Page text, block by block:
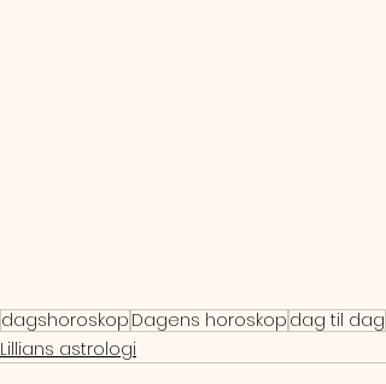
dagshoroskop Dagens horoskop dag til dag
Lillians astrologi